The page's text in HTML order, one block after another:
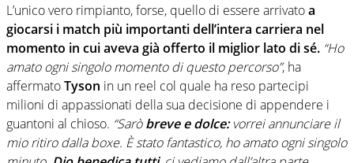
L’unico vero rimpianto, forse, quello di essere arrivatoa
giocarsi i match più importanti dell’intera carriera nel
momento in cui aveva già offerto il miglior lato di sé. “Ho
amato ogni singolo momento di questo percorso”, ha
affermatoTyson in un reel col quale ha reso partecipi
milioni di appassionati della sua decisione di appendere i
guantoni al chioso. “Saròbreve e dolce:vorrei annunciare il
mio ritiro dalla boxe. È stato fantastico, ho amato ogni singolo